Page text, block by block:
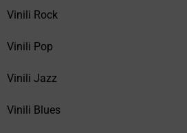
Vinili Rock
Vinili Pop
Vinili Jazz
Vinili Blues